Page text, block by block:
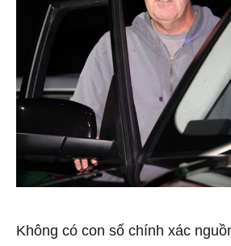
Không có con số chính xác